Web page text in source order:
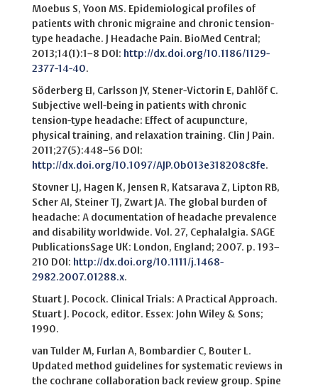
Moebus S, Yoon MS. Epidemiological profiles of
patients with chronic migraine and chronic tension-
type headache. J Headache Pain. BioMed Central;
2013;14(1):1–8 DOI: http://dx.doi.org/10.1186/1129-
2377-14-40.
Söderberg EI, Carlsson JY, Stener-Victorin E, Dahlöf C.
Subjective well-being in patients with chronic
tension-type headache: Effect of acupuncture,
physical training, and relaxation training. Clin J Pain.
2011;27(5):448–56 DOI:
http://dx.doi.org/10.1097/AJP.0b013e318208c8fe.
Stovner LJ, Hagen K, Jensen R, Katsarava Z, Lipton RB,
Scher AI, Steiner TJ, Zwart JA. The global burden of
headache: A documentation of headache prevalence
and disability worldwide. Vol. 27, Cephalalgia. SAGE
PublicationsSage UK: London, England; 2007. p. 193–
210 DOI: http://dx.doi.org/10.1111/j.1468-
2982.2007.01288.x.
Stuart J. Pocock. Clinical Trials: A Practical Approach.
Stuart J. Pocock, editor. Essex: John Wiley & Sons;
1990.
van Tulder M, Furlan A, Bombardier C, Bouter L.
Updated method guidelines for systematic reviews in
the cochrane collaboration back review group. Spine